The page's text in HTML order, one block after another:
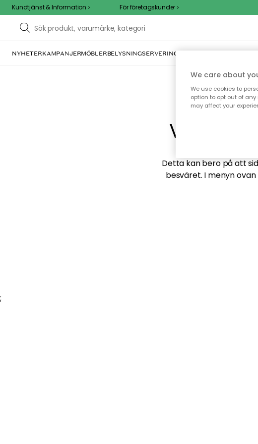
Kundtjänst & Information För företagskunder
NYHETERKAMPANJERMÖBLERBELYSNINGSERVERING INREDNINGTEXTIL &
Vi hittar
Detta kan bero på att
besväret. I menyn
;
We care about
We use cookies to
option to opt out of
may affect your